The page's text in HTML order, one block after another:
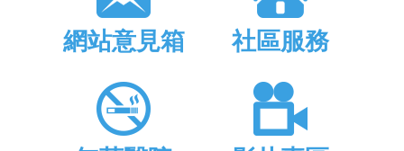
網站意見箱 社區服務